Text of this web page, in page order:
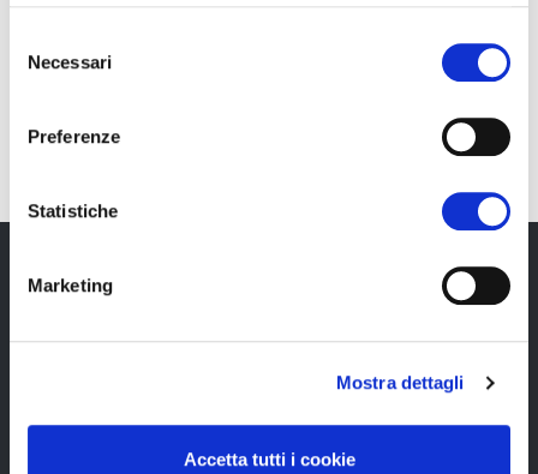
delNecessari
Preferenze
Statistiche
Marketing
Mostra dettagli
Accetta tutti i cookie
Rimani sempre aggiornata*o sui nostri eventi, ricevi
informazioni utili in anteprima! Naturalmente senza
alcun costo.